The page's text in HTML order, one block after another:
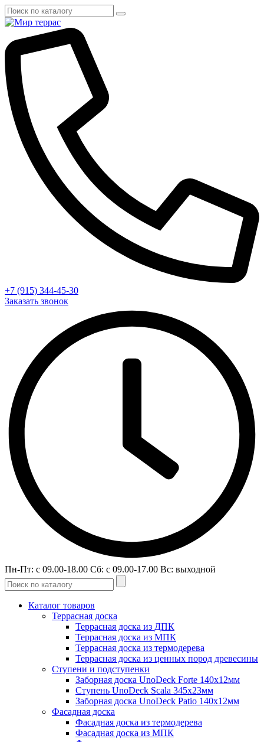
+7 (915) 344-45-30
Заказать звонок
Пн-Пт: с 09.00-18.00 Сб: с 09.00-17.00 Вс: выходной
Каталог товаров
Террасная доска
Террасная доска из ДПК
Террасная доска из МПК
Террасная доска из термодерева
Террасная доска из ценных пород древесины
Ступени и подступенки
Заборная доска UnoDeck Forte 140х12мм
Ступень UnoDeck Scala 345х23мм
Заборная доска UnoDeck Patio 140х12мм
Фасадная доска
Фасадная доска из термодерева
Фасадная доска из МПК